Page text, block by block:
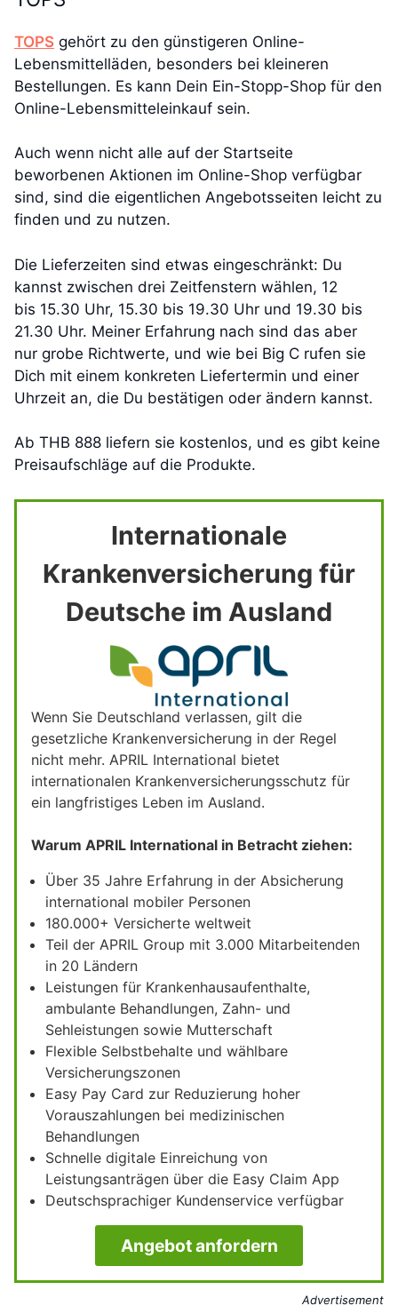
TOPS gehört zu den günstigeren Online-
Lebensmittelläden, besonders bei kleineren
Bestellungen. Es kann Dein Ein-Stopp-Shop für den
Online-Lebensmitteleinkauf sein.
Auch wenn nicht alle auf der Startseite
beworbenen Aktionen im Online-Shop verfügbar
sind, sind die eigentlichen Angebotsseiten leicht zu
finden und zu nutzen.
Die Lieferzeiten sind etwas eingeschränkt: Du
kannst zwischen drei Zeitfenstern wählen, 12
bis 15.30 Uhr, 15.30 bis 19.30 Uhr und 19.30 bis
21.30 Uhr. Meiner Erfahrung nach sind das aber
nur grobe Richtwerte, und wie bei Big C rufen sie
Dich mit einem konkreten Liefertermin und einer
Uhrzeit an, die Du bestätigen oder ändern kannst.
Ab THB 888 liefern sie kostenlos, und es gibt keine
Preisaufschläge auf die Produkte.
Internationale
Krankenversicherung für
Deutsche im Ausland
Wenn Sie Deutschland verlassen, gilt die
gesetzliche Krankenversicherung in der Regel
nicht mehr. APRIL International bietet
internationalen Krankenversicherungsschutz für
ein langfristiges Leben im Ausland.
Warum APRIL International in Betracht ziehen:
Über 35 Jahre Erfahrung in der Absicherung
international mobiler Personen
180.000+ Versicherte weltweit
Teil der APRIL Group mit 3.000 Mitarbeitenden
in 20 Ländern
Leistungen für Krankenhausaufenthalte,
ambulante Behandlungen, Zahn- und
Sehleistungen sowie Mutterschaft
Flexible Selbstbehalte und wählbare
Versicherungszonen
Easy Pay Card zur Reduzierung hoher
Vorauszahlungen bei medizinischen
Behandlungen
Schnelle digitale Einreichung von
Leistungsanträgen über die Easy Claim App
Deutschsprachiger Kundenservice verfügbar
Angebot anfordern
Advertisement